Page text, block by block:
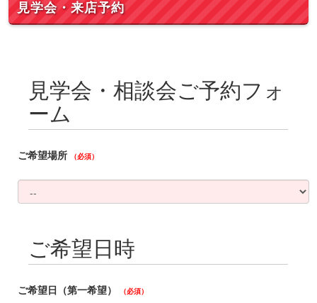
見学会・来店予約